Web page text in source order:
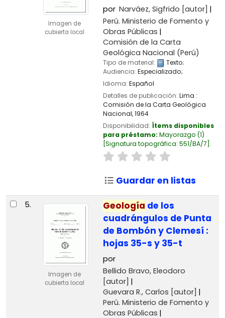
Imagen de
cubierta local
por Narváez, Sigfrido [autor]
Perú. Ministerio de Fomento y
Obras Públicas
Comisión de la Carta
Geológica Nacional (Perú)
Tipo de material: Texto;
Audiencia: Especializado;
Idioma: Español
Detalles de publicación: Lima :
Comisión de la Carta Geológica
Nacional,1964
Disponibilidad: Ítems disponibles
para préstamo: Mayorazgo (1)
Signatura topográfica: 551/BA/7 .
Guardar en listas
5.
Imagen de
cubierta local
Geología de los
cuadrángulos de Punta
de Bombón y Clemesí :
hojas 35-s y 35-t
por
Bellido Bravo, Eleodoro
[autor]
Guevara R., Carlos [autor]
Perú. Ministerio de Fomento y
Obras Públicas